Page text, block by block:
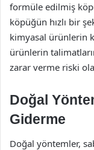
formüle edilmiş
köpüğün hızlı bir
kimyasal ürünlerin
ürünlerin
zarar verme riski
Doğal
Giderme
Doğal yöntemler,